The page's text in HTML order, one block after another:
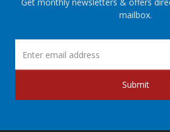
mailbox.
Submit